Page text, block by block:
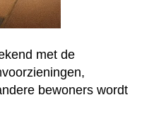
met de
bewoners wordt